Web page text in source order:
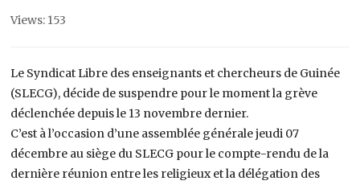
Views: 153
Le Syndicat Libre des enseignants et chercheurs de Guinée
(SLECG), décide de suspendre pour le moment la grève
déclenchée depuis le 13 novembre dernier.
C’est à l’occasion d’une assemblée générale jeudi 07
décembre au siège du SLECG pour le compte-rendu de la
dernière réunion entre les religieux et la délégation des